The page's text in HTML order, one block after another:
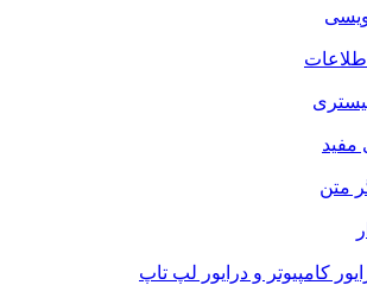
مفید
متن
کامپیوتر و درایور لپ تاپ